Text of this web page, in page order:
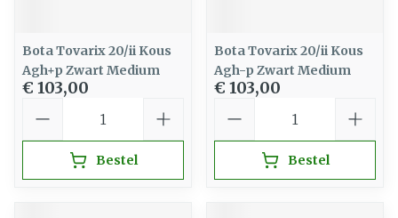
Bota Tovarix 20/ii Kous
Agh+p Zwart Medium
€ 103,00
Bestel
Bota Tovarix 20/ii Kous
Agh-p Zwart Medium
€ 103,00
Bestel